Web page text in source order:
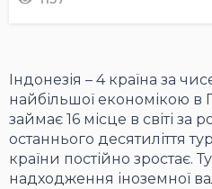
Індонезія – 4 країна за
найбільшої економікою в
займає 16 місце в світі
останнього десятиліття
країни постійно зростає.
надходження іноземної